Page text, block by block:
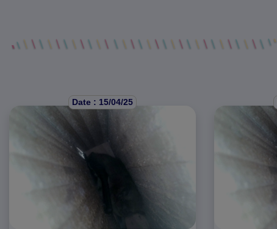
Date : 15/04/25